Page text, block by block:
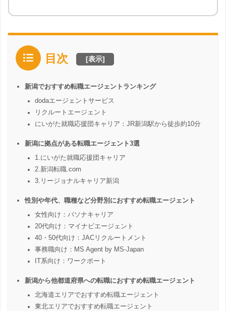
目次 [表示]
新潟でおすすめ転職エージェントランキング
dodaエージェントサービス
リクルートエージェント
にいがた就職応援団キャリア：JR新潟駅から徒歩約10分
新潟に拠点がある転職エージェント3選
1.にいがた就職応援団キャリア
2.新潟転職.com
3.リージョナルキャリア新潟
性別や年代、職種など分野別におすすめ転職エージェント
女性向け：パソナキャリア
20代向け：マイナビエージェント
40・50代向け：JACリクルートメント
事務職向け：MS Agent by MS-Japan
IT系向け：ワークポート
新潟から他都道府県への転職におすすめ転職エージェント
北海道エリアでおすすめ転職エージェント
東北エリアでおすすめ転職エージェント